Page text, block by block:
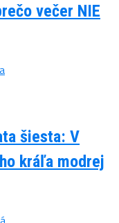
večer NIE
šiesta: V
kráľa modrej